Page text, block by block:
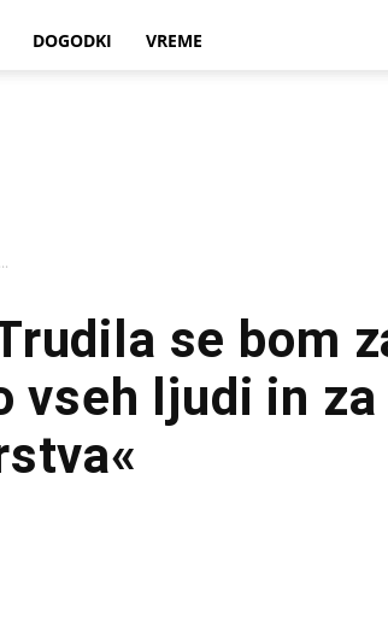
DOGODKI VREME
se bom
vseh ljudi in za